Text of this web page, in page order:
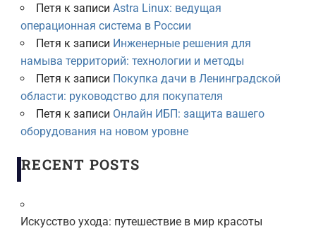
Петя к записи Astra Linux: ведущая
операционная система в России
Петя к записи Инженерные решения для
намыва территорий: технологии и методы
Петя к записи Покупка дачи в Ленинградской
области: руководство для покупателя
Петя к записи Онлайн ИБП: защита вашего
оборудования на новом уровне
RECENT POSTS
Искусство ухода: путешествие в мир красоты